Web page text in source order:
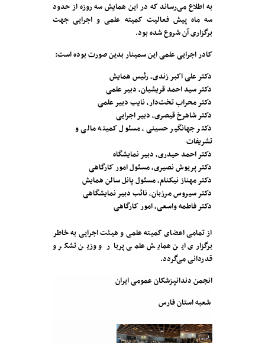
به اطلاع می‌رساند که در این همایش سه روزه از حدود
سه ماه پیش فعالیت کمیته علمی و اجرایی جهت
برگزاری آن شروع شده بود.
کادر اجرایی علمی این سمینار بدین صورت بوده است:
دکتر علی اکبر زندی، رئیس همایش
دکتر سید احمد قریشیان، دبیر علمی
دکتر محراب تخت‌دار، نایب دبیر علمی
دکتر شاهرخ قیصری، دبیر اجرایی
دکتر جهانگیر حسینی، مسئول کمیته مالی و
تشریفات
دکتر احمد حیدری، دبیر نمایشگاه
دکتر پریوش نصیری، مسئول امور کارگاهی
دکتر مهناز نیکنام، مسئول پانل سالن همایش
دکتر سیروس مرزبان، نائب دبیر نمایشگاهی
دکتر فاطمه واسعی، امور کارگاهی
از تمامی اعضای کمیته علمی و هیئت اجرایی به خاطر
برگزاری این همایش علمی پربار و وزین تشکر و
قدردانی می‌گردد.
انجمن دندانپزشکان عمومی ایران
شعبه استان فارس